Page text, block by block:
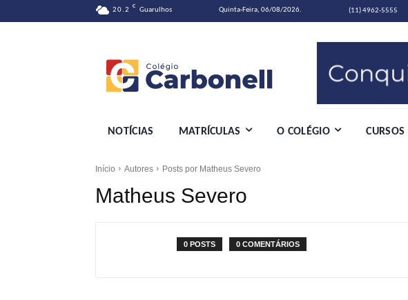
20.2 C Guarulhos Quinta-Feira, 06/08/2026. (11) 4962-5555
NOTÍCIAS MATRÍCULAS O COLÉGIO CURSOS
Início Autores Posts por Matheus Severo
Matheus Severo
0 POSTS 0 COMENTÁRIOS